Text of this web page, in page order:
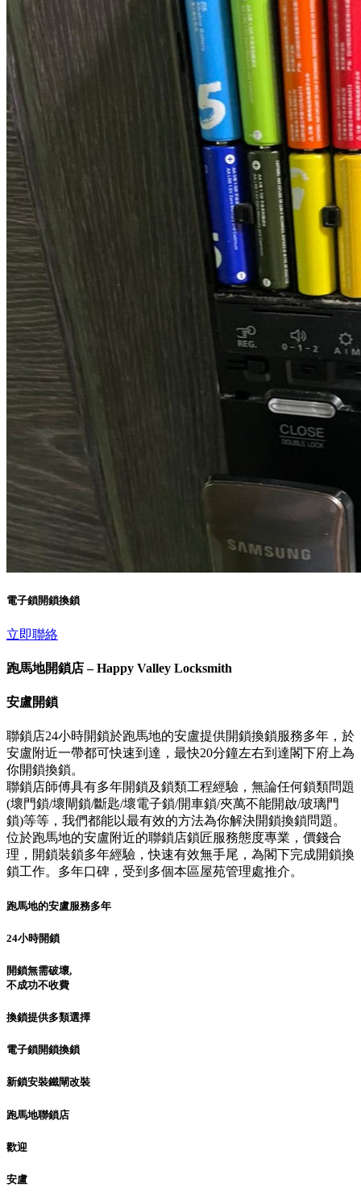
電子鎖開鎖換鎖
立即聯絡
跑馬地開鎖店 – Happy Valley Locksmith
安盧開鎖
聯鎖店24小時開鎖於跑馬地的安盧提供開鎖換鎖服務多年，於
安盧附近一帶都可快速到達，最快20分鐘左右到達閣下府上為
你開鎖換鎖。
聯鎖店師傅具有多年開鎖及鎖類工程經驗，無論任何鎖類問題
(壞門鎖/壞閘鎖/斷匙/壞電子鎖/開車鎖/夾萬不能開啟/玻璃門
鎖)等等，我們都能以最有效的方法為你解決開鎖換鎖問題。
位於跑馬地的安盧附近的聯鎖店鎖匠服務態度專業，價錢合
理，開鎖裝鎖多年經驗，快速有效無手尾，為閣下完成開鎖換
鎖工作。多年口碑，受到多個本區屋苑管理處推介。
跑馬地的安盧服務多年
24小時開鎖
開鎖無需破壞,
不成功不收費
換鎖提供多類選擇
電子鎖開鎖換鎖
新鎖安裝鐵閘改裝
跑馬地聯鎖店
歡迎
安盧